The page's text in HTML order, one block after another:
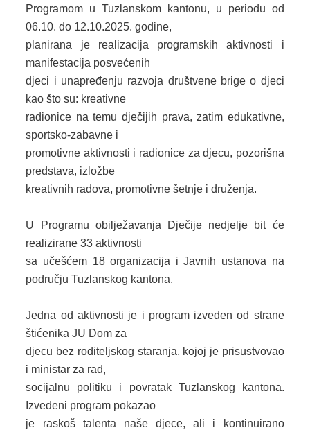
Programom u Tuzlanskom kantonu, u periodu od
06.10. do 12.10.2025. godine,
planirana je realizacija programskih aktivnosti i
manifestacija posvećenih
djeci i unapređenju razvoja društvene brige o djeci
kao što su: kreativne
radionice na temu dječijih prava, zatim edukativne,
sportsko-zabavne i
promotivne aktivnosti i radionice za djecu, pozorišna
predstava, izložbe
kreativnih radova, promotivne šetnje i druženja.
U Programu obilježavanja Dječije nedjelje bit će
realizirane 33 aktivnosti
sa učešćem 18 organizacija i Javnih ustanova na
području Tuzlanskog kantona.
Jedna od aktivnosti je i program izveden od strane
štićenika JU Dom za
djecu bez roditeljskog staranja, kojoj je prisustvovao
i ministar za rad,
socijalnu politiku i povratak Tuzlanskog kantona.
Izvedeni program pokazao
je raskoš talenta naše djece, ali i kontinuirano